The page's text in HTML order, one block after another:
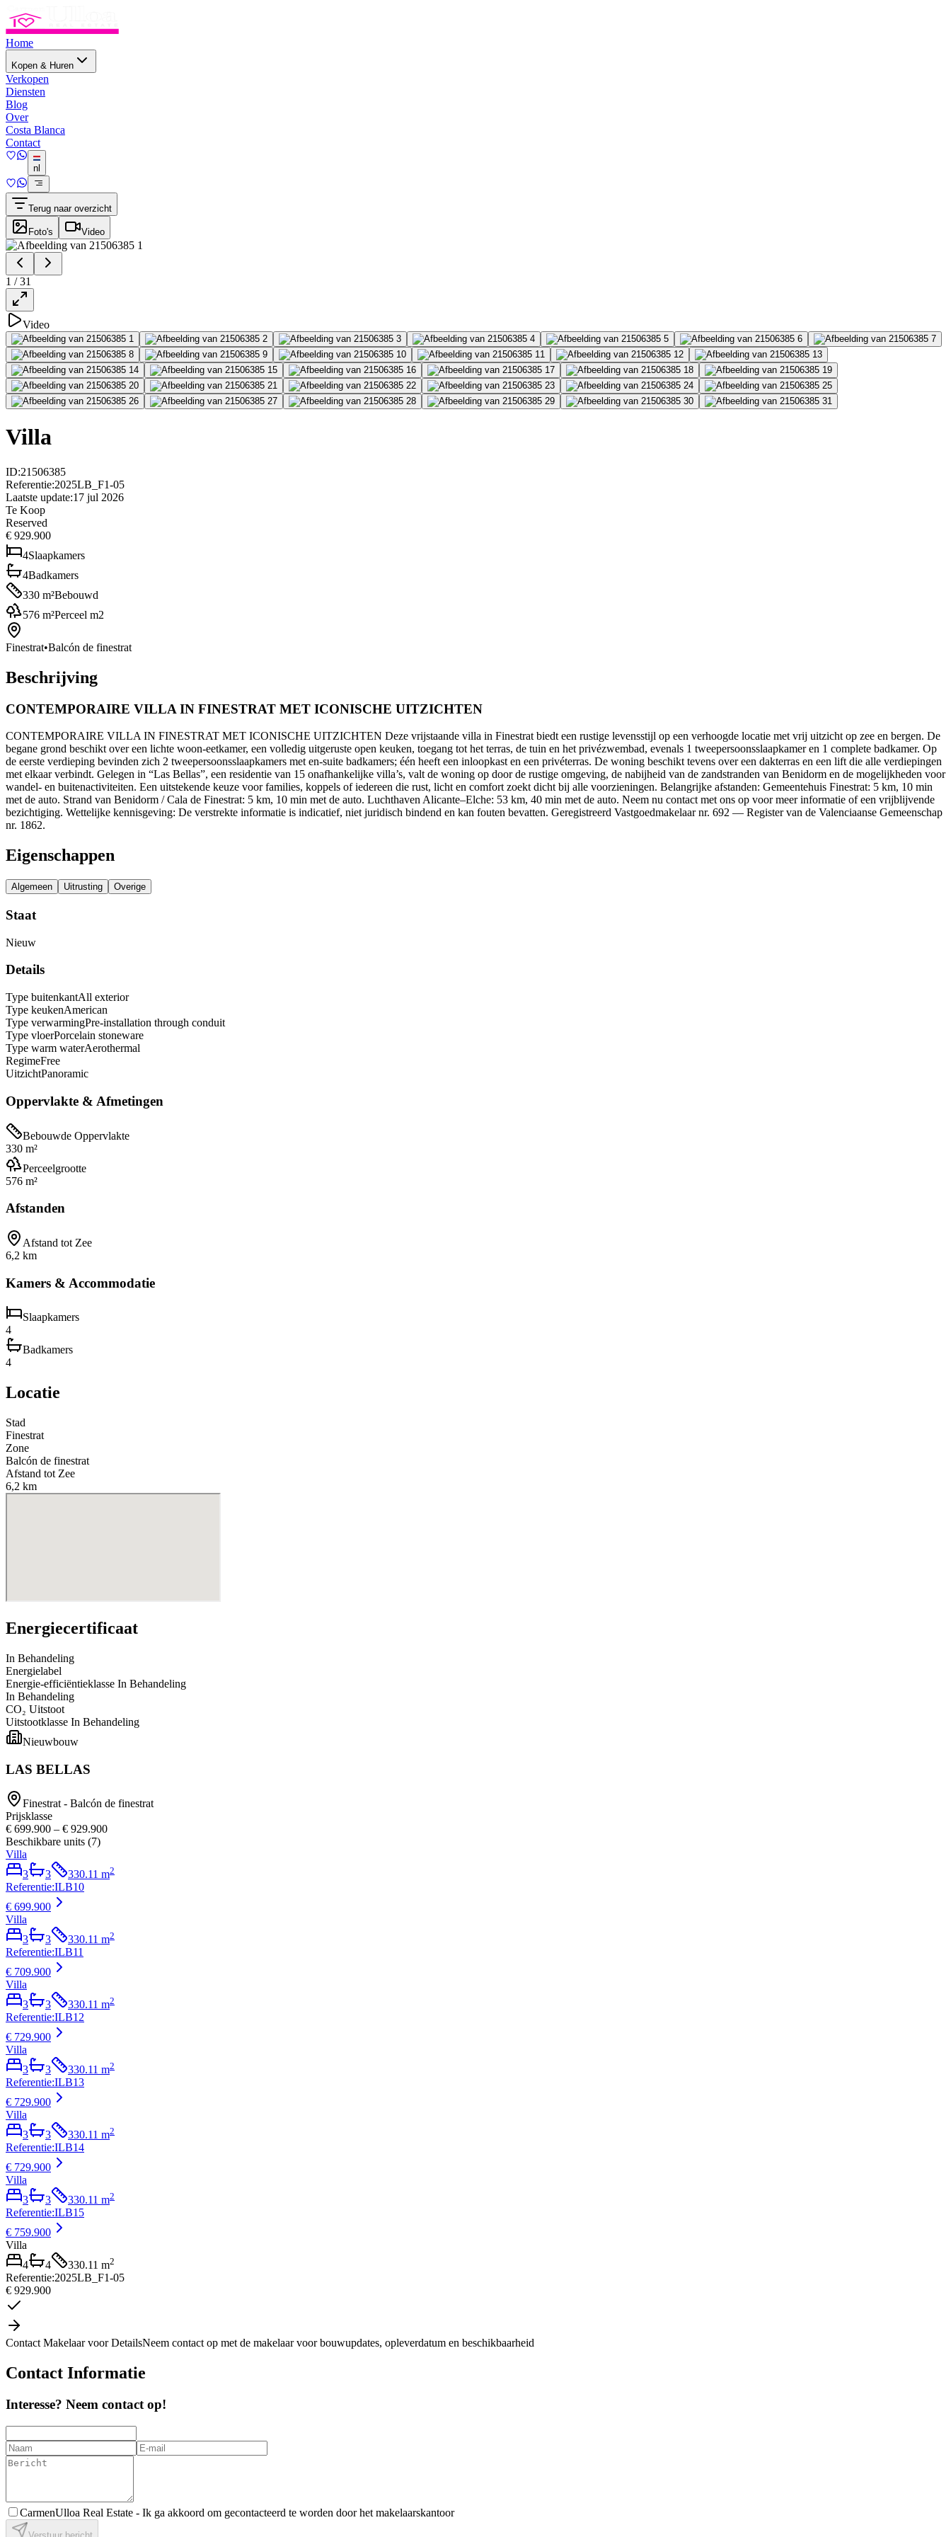
Home
Kopen & Huren
Verkopen
Diensten
Blog
Over
Costa Blanca
Contact
nl
Terug naar overzicht
Foto's Video
1 /31
Video
Villa
ID:21506385
Referentie:2025LB_F1-05
Laatste update:17 jul 2026
Te Koop
Reserved
€ 929.900
4Slaapkamers
4Badkamers
330 m²Bebouwd
576 m²Perceel m2
Finestrat•Balcón de finestrat
Beschrijving
CONTEMPORAIRE VILLA IN FINESTRAT MET ICONISCHE UITZICHTEN
CONTEMPORAIRE VILLA IN FINESTRAT MET ICONISCHE UITZICHTEN Deze vrijstaande villa in Finestrat biedt een rustige levensstijl op een verhoogde locatie met vrij uitzicht op zee en bergen. De
begane grond beschikt over een lichte woon-eetkamer, een volledig uitgeruste open keuken, toegang tot het terras, de tuin en het privézwembad, evenals 1 tweepersoonsslaapkamer en 1 complete badkamer. Op
de eerste verdieping bevinden zich 2 tweepersoonsslaapkamers met en-suite badkamers; één heeft een inloopkast en een privéterras. De woning beschikt tevens over een dakterras en een lift die alle verdiepingen
met elkaar verbindt. Gelegen in “Las Bellas”, een residentie van 15 onafhankelijke villa’s, valt de woning op door de rustige omgeving, de nabijheid van de zandstranden van Benidorm en de mogelijkheden voor
wandel- en buitenactiviteiten. Een uitstekende keuze voor families, koppels of iedereen die rust, licht en comfort zoekt dicht bij alle voorzieningen. Belangrijke afstanden: Gemeentehuis Finestrat: 5 km, 10 min
met de auto. Strand van Benidorm / Cala de Finestrat: 5 km, 10 min met de auto. Luchthaven Alicante–Elche: 53 km, 40 min met de auto. Neem nu contact met ons op voor meer informatie of een vrijblijvende
bezichtiging. Wettelijke kennisgeving: De verstrekte informatie is indicatief, niet juridisch bindend en kan fouten bevatten. Geregistreerd Vastgoedmakelaar nr. 692 — Register van de Valenciaanse Gemeenschap
nr. 1862.
Eigenschappen
Algemeen Uitrusting Overige
Staat
Nieuw
Details
Type buitenkantAll exterior
Type keukenAmerican
Type verwarmingPre-installation through conduit
Type vloerPorcelain stoneware
Type warm waterAerothermal
RegimeFree
UitzichtPanoramic
Oppervlakte & Afmetingen
Bebouwde Oppervlakte
330 m²
Perceelgrootte
576 m²
Afstanden
Afstand tot Zee
6,2 km
Kamers & Accommodatie
Slaapkamers
4
Badkamers
4
Locatie
Stad
Finestrat
Zone
Balcón de finestrat
Afstand tot Zee
6,2 km
Energiecertificaat
In Behandeling
Energielabel
Energie-efficiëntieklasse In Behandeling
In Behandeling
CO₂ Uitstoot
Uitstootklasse In Behandeling
Nieuwbouw
LAS BELLAS
Finestrat - Balcón de finestrat
Prijsklasse
€ 699.900 – € 929.900
Beschikbare units (7)
Villa
3
3 330.11 m2
Referentie:ILB10
€ 699.900
Villa
3
3 330.11 m2
Referentie:ILB11
€ 709.900
Villa
3
3 330.11 m2
Referentie:ILB12
€ 729.900
Villa
3
3 330.11 m2
Referentie:ILB13
€ 729.900
Villa
3
3 330.11 m2
Referentie:ILB14
€ 729.900
Villa
3
3 330.11 m2
Referentie:ILB15
€ 759.900
Villa
4
4 330.11 m2
Referentie:2025LB_F1-05
€ 929.900
Contact Makelaar voor DetailsNeem contact op met de makelaar voor bouwupdates, opleverdatum en beschikbaarheid
Contact Informatie
Interesse? Neem contact op!
CarmenUlloa Real Estate - Ik ga akkoord om gecontacteerd te worden door het makelaarskantoor